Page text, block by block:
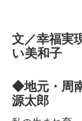
文／幸福
い美和子
◆地元・周
源太郎